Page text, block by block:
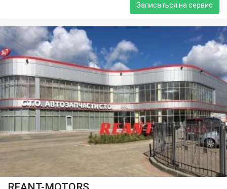
Записаться на сервис